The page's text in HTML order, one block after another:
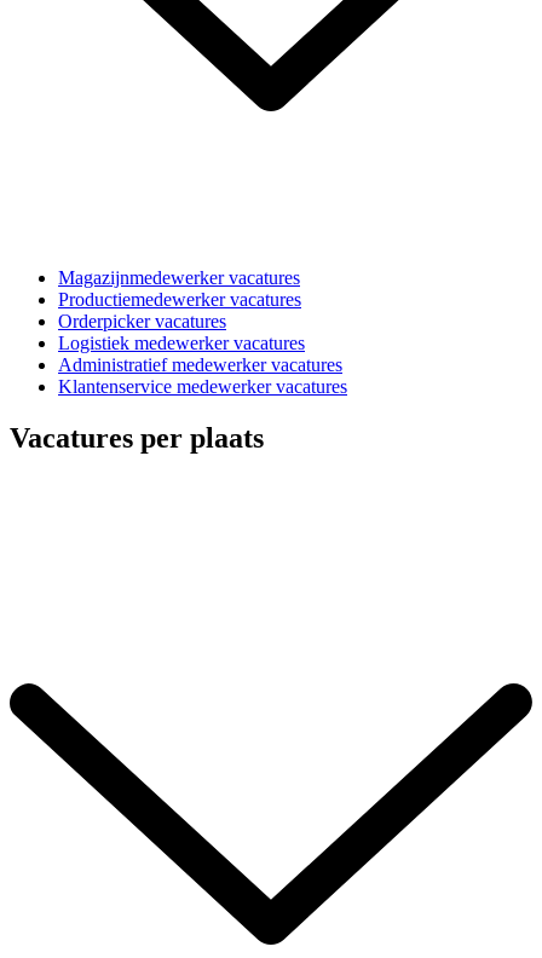
Magazijnmedewerker vacatures
Productiemedewerker vacatures
Orderpicker vacatures
Logistiek medewerker vacatures
Administratief medewerker vacatures
Klantenservice medewerker vacatures
Vacatures per plaats